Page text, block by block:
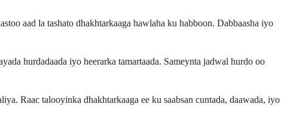
aad la tashato dhakhtarkaaga hawlaha ku habboon. Dabbaasha iyo
hurdadaada iyo heerarka tamartaada. Sameynta jadwal hurdo oo
Raac talooyinka dhakhtarkaaga ee ku saabsan cuntada, daawada, iyo